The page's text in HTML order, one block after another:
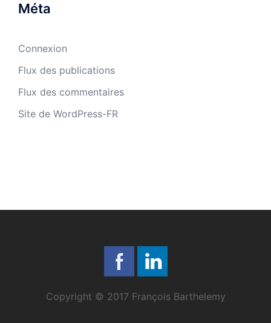
Méta
Connexion
Flux des publications
Flux des commentaires
Site de WordPress-FR
Copyright © 2017 François Barthelemy